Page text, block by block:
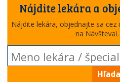
Nájdite lekára a
Nájdite lekára, objednajte sa
na